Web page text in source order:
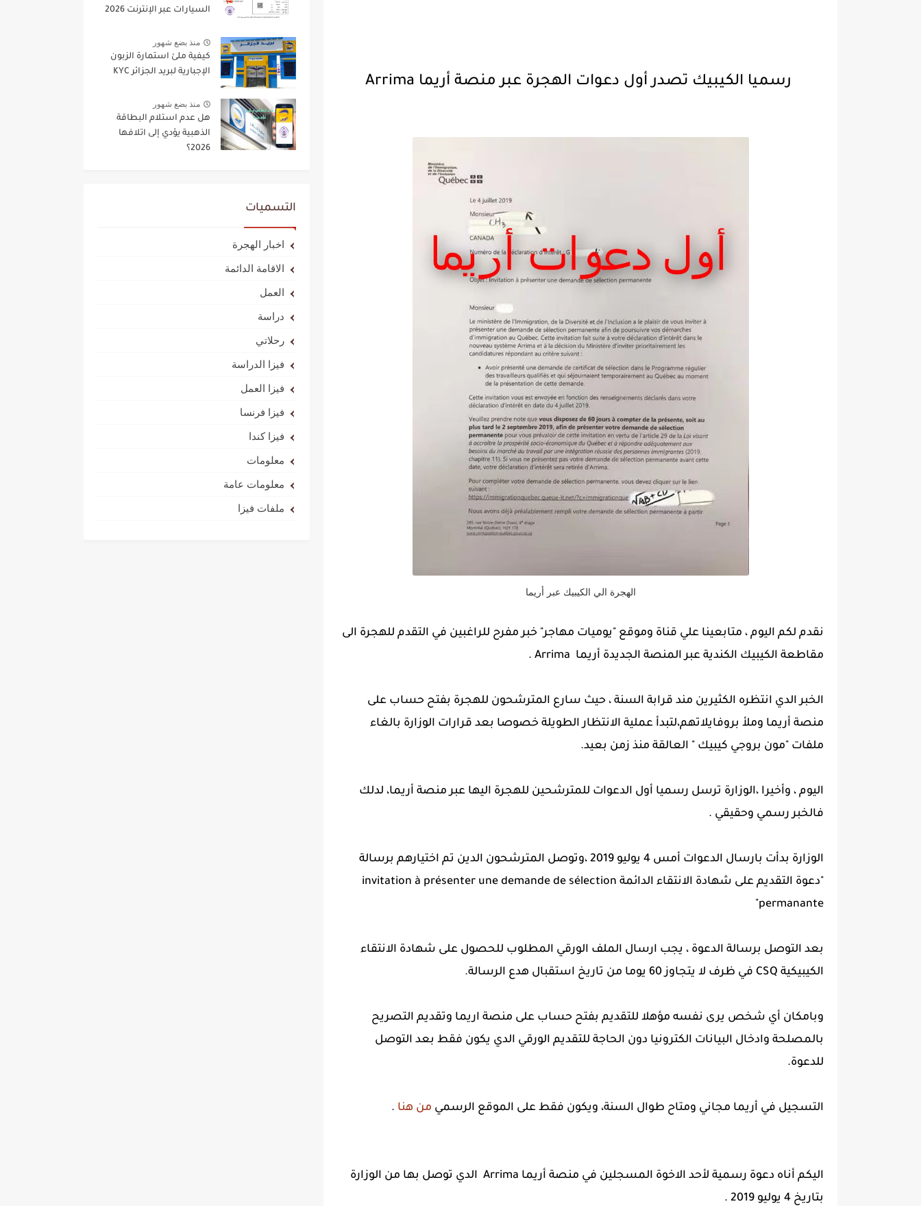
رسميا الكيبيك تصدر أول دعوات الهجرة عبر منصة أريما Arrima
الهجرة الي الكيبيك عبر أريما
نقدم لكم اليوم ، متابعينا علي قناة وموقع "يوميات مهاجر" خبر مفرح للراغبين في التقدم للهجرة الى
مقاطعة الكيبيك الكندية عبر المنصة الجديدة أريما Arrima .
الخبر الدي انتظره الكثيرين مند قرابة السنة ، حيث سارع المترشحون للهجرة بفتح حساب على
منصة أريما وملأ بروفايلاتهم،لتبدأ عملية الانتظار الطويلة خصوصا بعد قرارات الوزارة بالغاء
ملفات "مون بروجي كيبيك " العالقة منذ زمن بعيد.
اليوم ، وأخيرا ،الوزارة ترسل رسميا أول الدعوات للمترشحين للهجرة اليها عبر منصة أريما، لدلك
فالخبر رسمي وحقيقي .
الوزارة بدأت بارسال الدعوات أمس 4 يوليو 2019 ،وتوصل المترشحون الدين تم اختيارهم برسالة
"دعوة التقديم على شهادة الانتقاء الدائمة invitation à présenter une demande de sélection
permanante"
بعد التوصل برسالة الدعوة ، يجب ارسال الملف الورقي المطلوب للحصول على شهادة الانتقاء
الكيبيكية CSQ في ظرف لا يتجاوز 60 يوما من تاريخ استقبال هدع الرسالة.
وبامكان أي شخص يرى نفسه مؤهلا للتقديم بفتح حساب على منصة اريما وتقديم التصريح
بالمصلحة وادخال البيانات الكترونيا دون الحاجة للتقديم الورقي الدي يكون فقط بعد التوصل
للدعوة.
التسجيل في أريما مجاني ومتاح طوال السنة، ويكون فقط على الموقع الرسمي من هنا .
اليكم أناه دعوة رسمية لأحد الاخوة المسجلين في منصة أريما Arrima الدي توصل بها من الوزارة
بتاريخ 4 يوليو 2019 .
السيارات عبر الإنترنت 2026
منذ بضع شهور
كيفية ملئ استمارة الزبون
الإجبارية لبريد الجزائر KYC
منذ بضع شهور
هل عدم استلام البطاقة
الذهبية يؤدي إلى اتلافها
2026؟
التسميات
اخبار الهجرة
الاقامة الدائمة
العمل
دراسة
رحلاتي
فيزا الدراسة
فيزا العمل
فيزا فرنسا
فيزا كندا
معلومات
معلومات عامة
ملفات فيزا